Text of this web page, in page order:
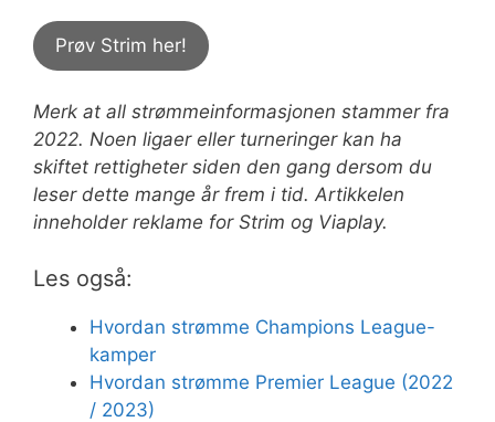
Prøv Strim her!
Merk at all strømmeinformasjonen stammer fra
2022. Noen ligaer eller turneringer kan ha
skiftet rettigheter siden den gang dersom du
leser dette mange år frem i tid. Artikkelen
inneholder reklame for Strim og Viaplay.
Les også:
Hvordan strømme Champions League-
kamper
Hvordan strømme Premier League (2022
/ 2023)